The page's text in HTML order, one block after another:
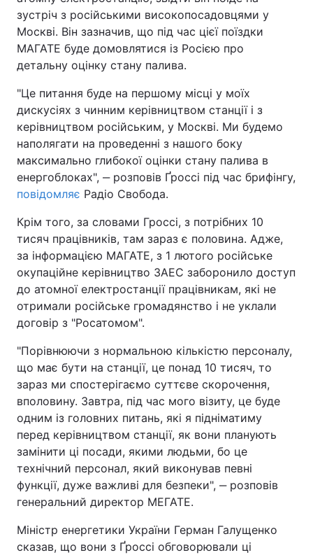
зустріч з російськими високопосадовцями у
Москві. Він зазначив, що під час цієї поїздки
МАГАТЕ буде домовлятися із Росією про
детальну оцінку стану палива.
"Це питання буде на першому місці у моїх
дискусіях з чинним керівництвом станції і з
керівництвом російським, у Москві. Ми будемо
наполягати на проведенні з нашого боку
максимально глибокої оцінки стану палива в
енергоблоках", ‒ розповів Ґроссі під час брифінгу,
повідомляє Радіо Свобода.
Крім того, за словами Гроссі, з потрібних 10
тисяч працівників, там зараз є половина. Адже,
за інформацією МАГАТЕ, з 1 лютого російське
окупаційне керівництво ЗАЕС заборонило доступ
до атомної електростанції працівникам, які не
отримали російське громадянство і не уклали
договір з "Росатомом".
"Порівнюючи з нормальною кількістю персоналу,
що має бути на станції, це понад 10 тисяч, то
зараз ми спостерігаємо суттєве скорочення,
вполовину. Завтра, під час мого візиту, це буде
одним із головних питань, які я підніматиму
перед керівництвом станції, як вони планують
замінити ці посади, якими людьми, бо це
технічний персонал, який виконував певні
функції, дуже важливі для безпеки", ‒ розповів
генеральний директор МЕГАТЕ.
Міністр енергетики України Герман Галущенко
сказав, що вони з Ґроссі обговорювали ці